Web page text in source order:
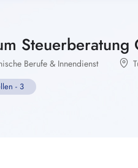
Steuerberatung
Berufe & Innendienst
- 3